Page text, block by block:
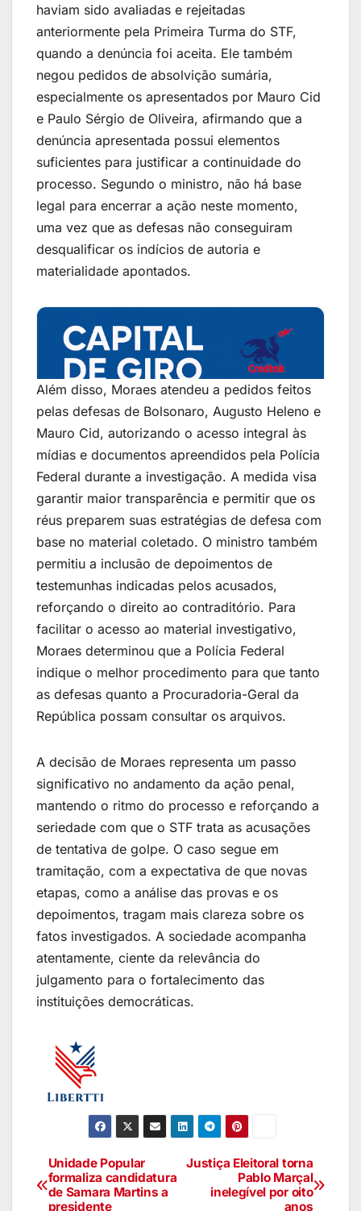
haviam sido avaliadas e rejeitadas
anteriormente pela Primeira Turma do STF,
quando a denúncia foi aceita. Ele também
negou pedidos de absolvição sumária,
especialmente os apresentados por Mauro Cid
e Paulo Sérgio de Oliveira, afirmando que a
denúncia apresentada possui elementos
suficientes para justificar a continuidade do
processo. Segundo o ministro, não há base
legal para encerrar a ação neste momento,
uma vez que as defesas não conseguiram
desqualificar os indícios de autoria e
materialidade apontados.
Além disso, Moraes atendeu a pedidos feitos
pelas defesas de Bolsonaro, Augusto Heleno e
Mauro Cid, autorizando o acesso integral às
mídias e documentos apreendidos pela Polícia
Federal durante a investigação. A medida visa
garantir maior transparência e permitir que os
réus preparem suas estratégias de defesa com
base no material coletado. O ministro também
permitiu a inclusão de depoimentos de
testemunhas indicadas pelos acusados,
reforçando o direito ao contraditório. Para
facilitar o acesso ao material investigativo,
Moraes determinou que a Polícia Federal
indique o melhor procedimento para que tanto
as defesas quanto a Procuradoria-Geral da
República possam consultar os arquivos.
A decisão de Moraes representa um passo
significativo no andamento da ação penal,
mantendo o ritmo do processo e reforçando a
seriedade com que o STF trata as acusações
de tentativa de golpe. O caso segue em
tramitação, com a expectativa de que novas
etapas, como a análise das provas e os
depoimentos, tragam mais clareza sobre os
fatos investigados. A sociedade acompanha
atentamente, ciente da relevância do
julgamento para o fortalecimento das
instituições democráticas.
Justiça Eleitoral torna
Pablo Marçal
inelegível por oito
anos
Unidade Popular
formaliza candidatura
de Samara Martins a
presidente